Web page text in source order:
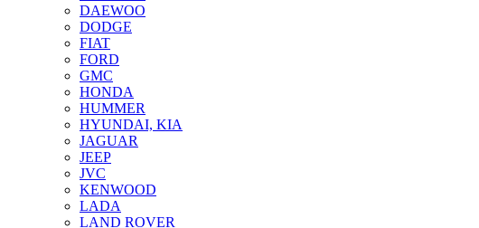
DAEWOO
DODGE
FIAT
FORD
GMC
HONDA
HUMMER
HYUNDAI, KIA
JAGUAR
JEEP
JVC
KENWOOD
LADA
LAND ROVER